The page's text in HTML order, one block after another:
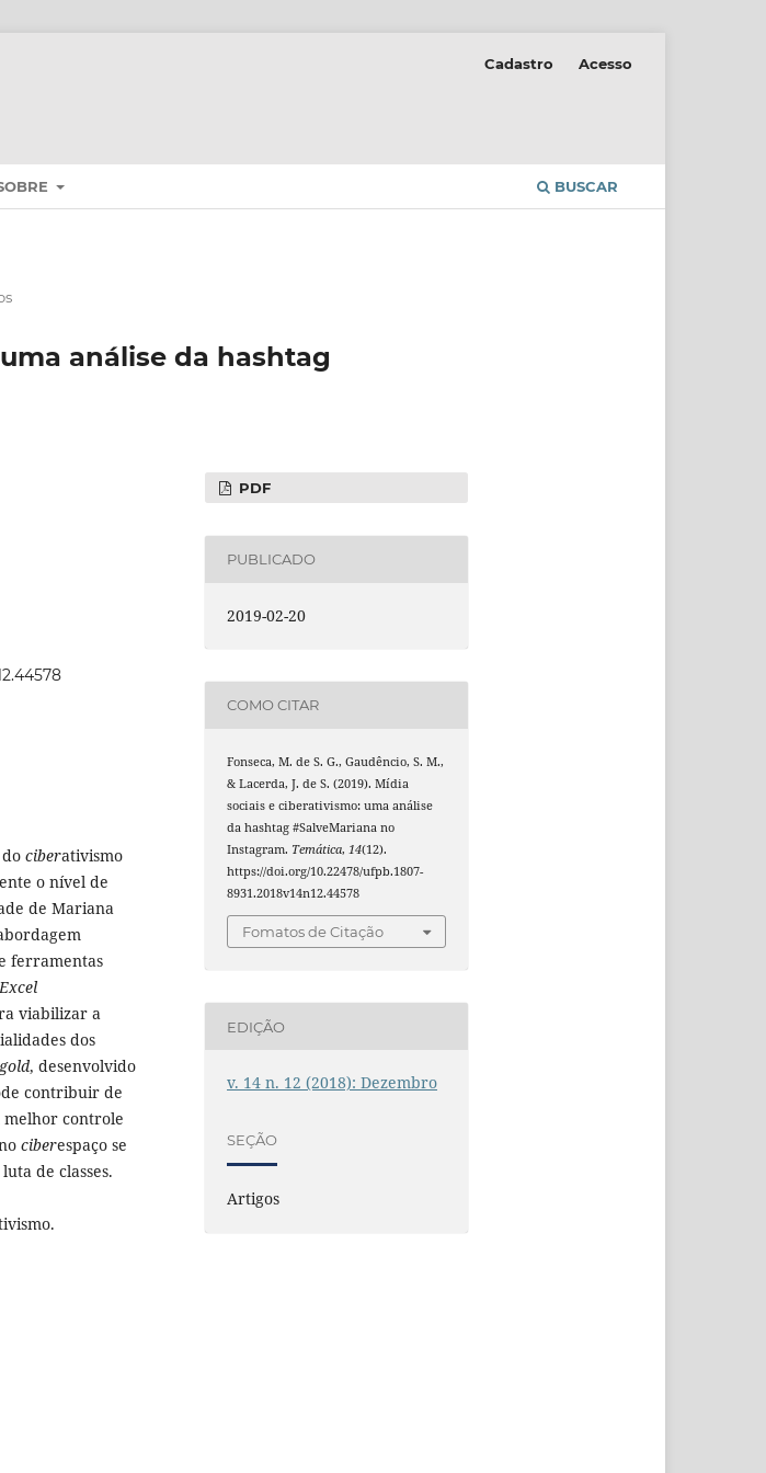
BUSCAR
Cadastro Acesso
análise da hashtag
ciberativismo
o nível de
de Mariana
ferramentas
Excel
viabilizar a
dos
, desenvolvido
contribuir de
controle
ciberespaço se
de classes.
PDF
PUBLICADO
2019-02-20
COMO CITAR
Fonseca, M. de S. G., Gaudêncio, S. M.,
& Lacerda, J. de S. (2019). Mídia
sociais e ciberativismo: uma análise
da hashtag #SalveMariana no
Instagram. Temática,14(12).
https://doi.org/10.22478/ufpb.1807-
8931.2018v14n12.44578
Fomatos de Citação
EDIÇÃO
v. 14 n. 12 (2018): Dezembro
SEÇÃO
Artigos